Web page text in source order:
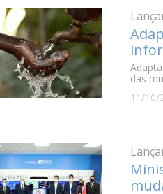
das
11/10/